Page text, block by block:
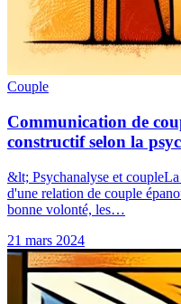
Couple
Communication de
constructif selon la
&lt; Psychanalyse et
d'une relation de couple
bonne volonté, les…
21 mars 2024